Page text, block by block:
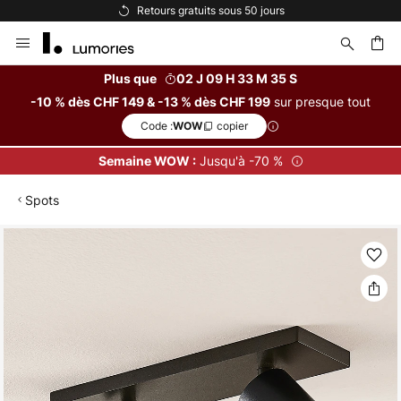
Retours gratuits sous 50 jours
Allez
au
Plus que
02 J 09 H 33 M 35 S
-10 % dès CHF 149 & -13 % dès CHF 199 sur presque tout
Code :WOW copier
Semaine WOW :Jusqu'à -70 %
Spots
the
images
gallery